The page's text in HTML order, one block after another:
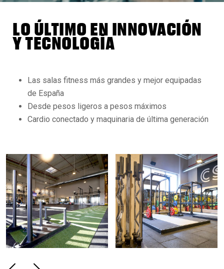
LO ÚLTIMO EN INNOVACIÓN
Y TECNOLOGÍA
Las salas fitness más grandes y mejor equipadas
de España
Desde pesos ligeros a pesos máximos
Cardio conectado y maquinaria de última generación